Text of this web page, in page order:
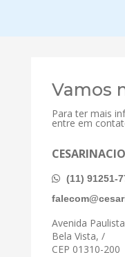
Vamos
Para ter mais
entre em
(11) 91251-
Avenida
Bela Vista, /
CEP 01310-200